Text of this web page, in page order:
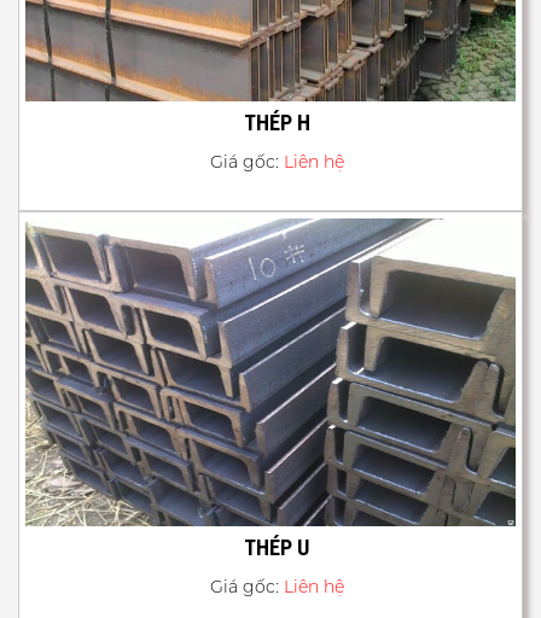
THÉP H
Giá gốc: Liên hệ
THÉP U
Giá gốc: Liên hệ